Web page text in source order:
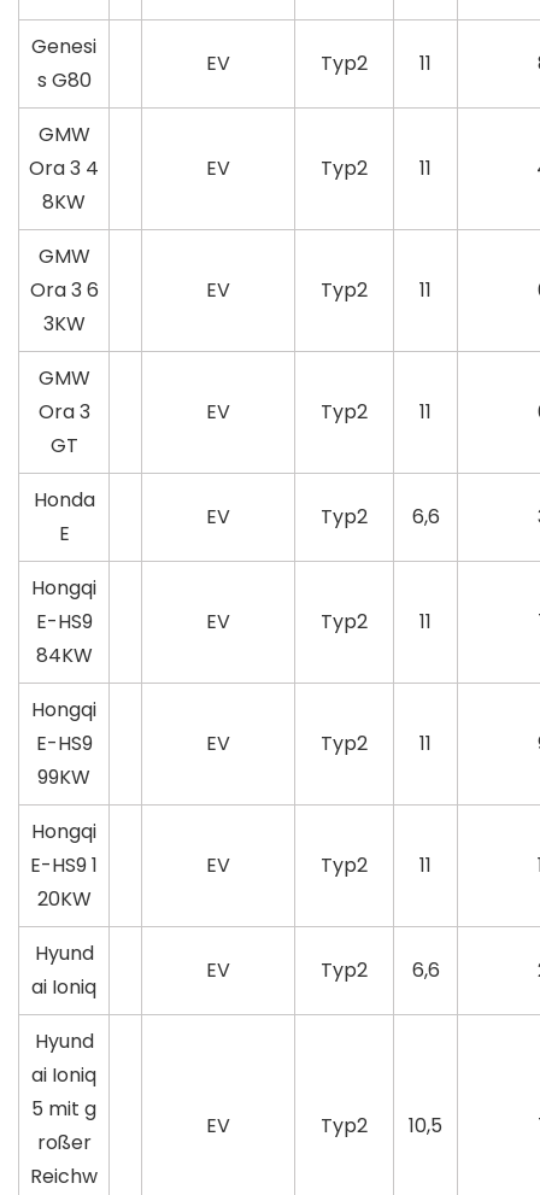
Genesi
s G80
EV Typ2 11
GMW
Ora 3 4
8KW
EV Typ2 11
GMW
Ora 3 6
3KW
EV Typ2 11
GMW
Ora 3
GT
EV Typ2 11
Honda
E
EV Typ2 6,6
Hongqi
E-HS9
84KW
EV Typ2 11
Hongqi
E-HS9
99KW
EV Typ2 11
Hongqi
E-HS9 1
20KW
EV Typ2 11
Hyund
ai Ioniq
EV Typ2 6,6
Hyund
ai Ioniq
5 mit g
roßer
Reichw
EV Typ2 10,5